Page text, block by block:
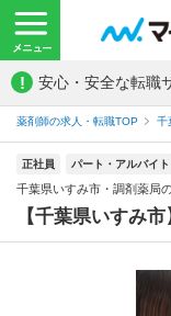
! 安心・安全な転職
薬剤師の求人・転職TOP 千
正社員 パート・アルバイト
千葉県いすみ市・調剤薬局
【千葉県いすみ